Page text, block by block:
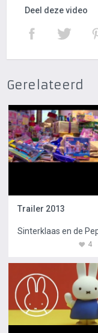
Deel deze video
Gerelateerd
Trailer 2013
4